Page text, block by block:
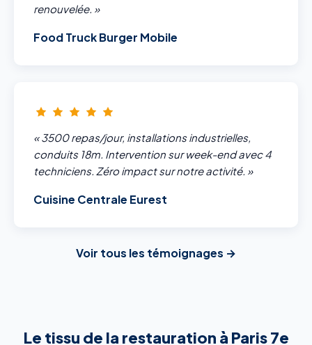
renouvelée. »
Food Truck Burger Mobile
« 3500 repas/jour, installations industrielles,
conduits 18m. Intervention sur week-end avec 4
techniciens. Zéro impact sur notre activité. »
Cuisine Centrale Eurest
Voir tous les témoignages →
Le tissu de la restauration à Paris 7e